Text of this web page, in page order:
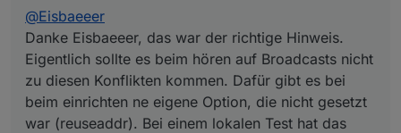
funktioniert. Die Wildnis ist aber immer eine eigene
Herausforderung.
Nach dem der Build bei Travis durch ist (diesmal dann
auch schon mit node 12 Test),
wird die v0.8.9 nach npm gepublised
Für einen weiteren Test wäre ich dankbar.
@Eisbaeeer
Danke Eisbaeeer, das war der richtige Hinweis.
Eigentlich sollte es beim hören auf Broadcasts nicht
zu diesen Konflikten kommen. Dafür gibt es bei
beim einrichten ne eigene Option, die nicht gesetzt
war (reuseaddr). Bei einem lokalen Test hat das